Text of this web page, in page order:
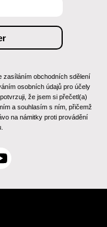
zasíláním obchodních sdělení
osobních údajů pro účely
že jsem si přečetl(a)
a souhlasím s ním, přičemž
na námitky proti provádění
Y
u